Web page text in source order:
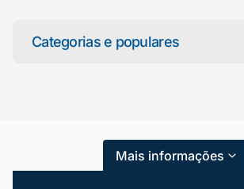
Categorias e populares
Atendimento ao Cliente
Blog
Mais informações
online agora